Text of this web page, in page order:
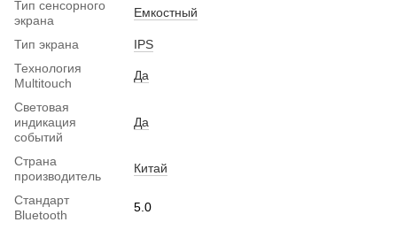
Тип сенсорного
экрана
Емкостный
Тип экрана
IPS
Технология
Multitouch
Да
Световая
индикация
событий
Да
Страна
производитель
Китай
Стандарт
Bluetooth
5.0